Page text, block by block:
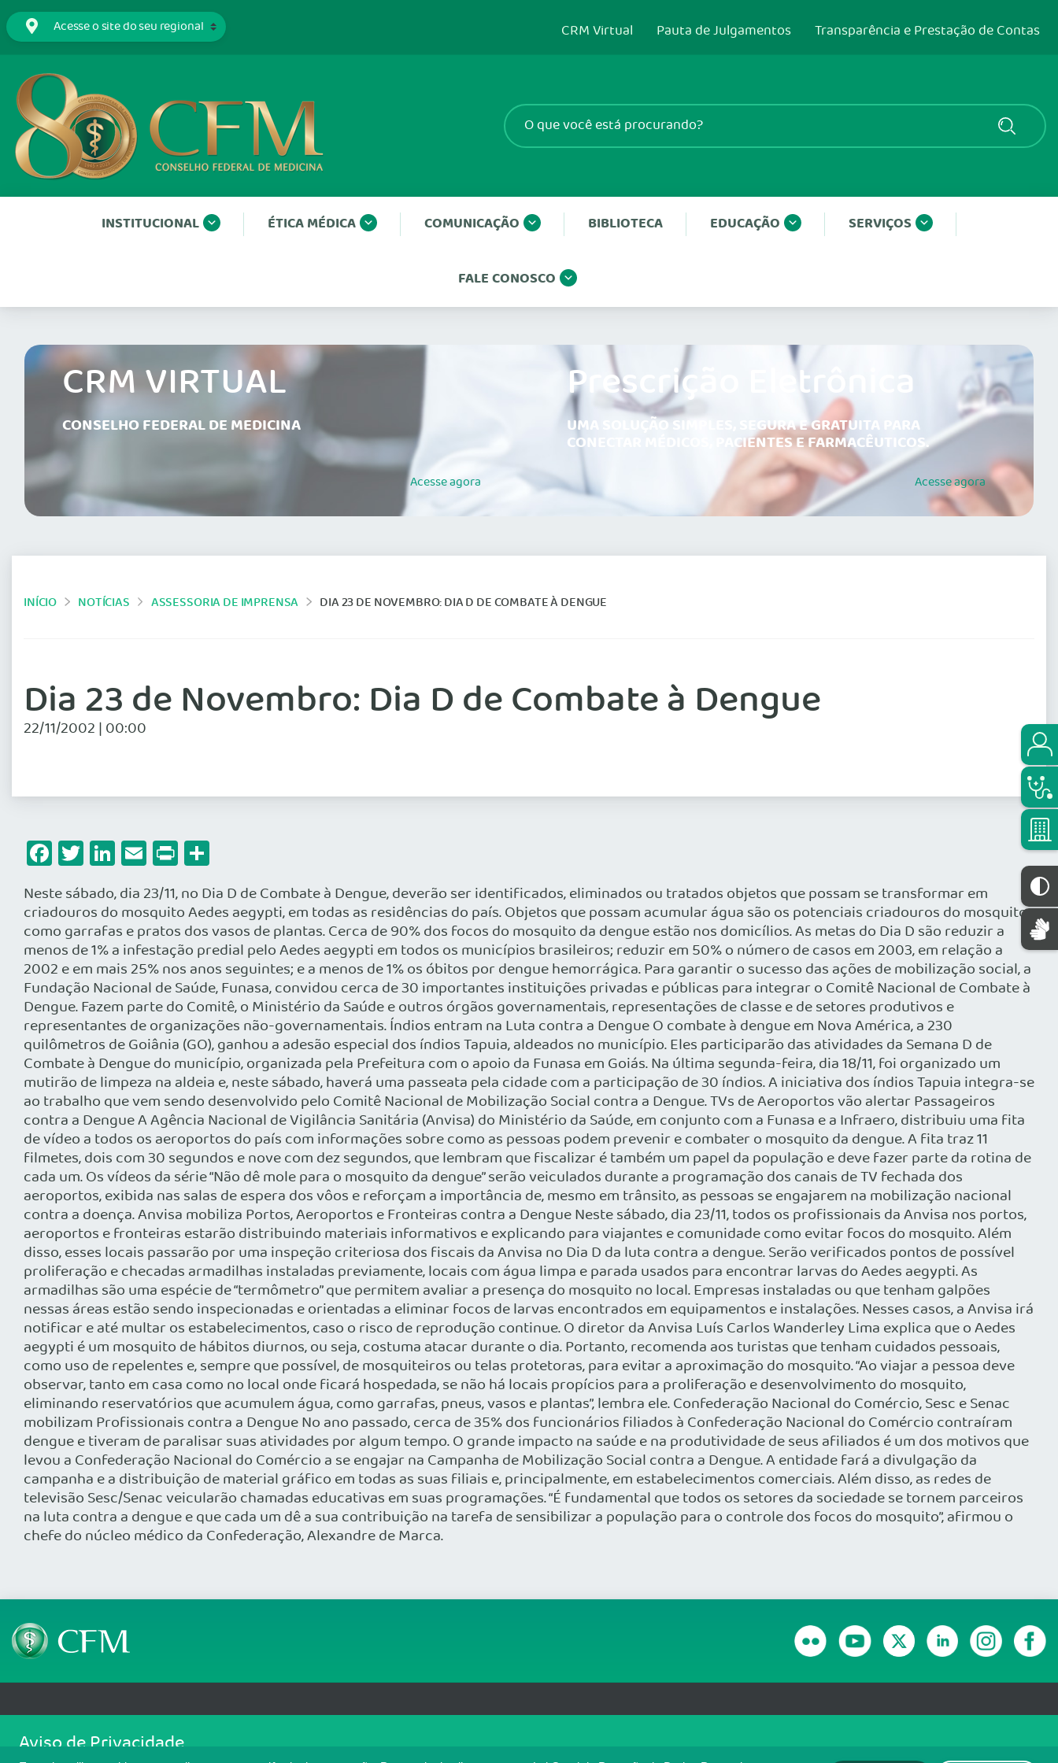
CRM Virtual Pauta de Julgamentos Transparência e Prestação de Contas
INSTITUCIONAL ÉTICA MÉDICA COMUNICAÇÃO BIBLIOTECA EDUCAÇÃO SERVIÇOS
FALE CONOSCO
CRM VIRTUAL
CONSELHO FEDERAL DE MEDICINA
Acesseagora
Prescrição Eletrônica
UMA SOLUÇÃO SIMPLES, SEGURA E GRATUITA PARA
CONECTAR MÉDICOS, PACIENTES E FARMACÊUTICOS.
Acesseagora
INÍCIO NOTÍCIAS ASSESSORIA DE IMPRENSA DIA 23 DE NOVEMBRO: DIA D DE COMBATE À DENGUE
Dia 23 de Novembro: Dia D de Combate à Dengue
22/11/2002 | 00:00
Facebook
Twitter
LinkedIn
Email
Print
Neste sábado, dia 23/11, no Dia D de Combate à Dengue, deverão ser identificados, eliminados ou tratados objetos que possam se transformar em
criadouros do mosquito Aedes aegypti, em todas as residências do país. Objetos que possam acumular água são os potenciais criadouros do mosquito,
como garrafas e pratos dos vasos de plantas. Cerca de 90% dos focos do mosquito da dengue estão nos domicílios. As metas do Dia D são reduzir a
menos de 1% a infestação predial pelo Aedes aegypti em todos os municípios brasileiros; reduzir em 50% o número de casos em 2003, em relação a
2002 e em mais 25% nos anos seguintes; e a menos de 1% os óbitos por dengue hemorrágica. Para garantir o sucesso das ações de mobilização social, a
Fundação Nacional de Saúde, Funasa, convidou cerca de 30 importantes instituições privadas e públicas para integrar o Comitê Nacional de Combate à
Dengue. Fazem parte do Comitê, o Ministério da Saúde e outros órgãos governamentais, representações de classe e de setores produtivos e
representantes de organizações não-governamentais. Índios entram na Luta contra a Dengue O combate à dengue em Nova América, a 230
quilômetros de Goiânia (GO), ganhou a adesão especial dos índios Tapuia, aldeados no município. Eles participarão das atividades da Semana D de
Combate à Dengue do município, organizada pela Prefeitura com o apoio da Funasa em Goiás. Na última segunda-feira, dia 18/11, foi organizado um
mutirão de limpeza na aldeia e, neste sábado, haverá uma passeata pela cidade com a participação de 30 índios. A iniciativa dos índios Tapuia integra-se
ao trabalho que vem sendo desenvolvido pelo Comitê Nacional de Mobilização Social contra a Dengue. TVs de Aeroportos vão alertar Passageiros
contra a Dengue A Agência Nacional de Vigilância Sanitária (Anvisa) do Ministério da Saúde, em conjunto com a Funasa e a Infraero, distribuiu uma fita
de vídeo a todos os aeroportos do país com informações sobre como as pessoas podem prevenir e combater o mosquito da dengue. A fita traz 11
filmetes, dois com 30 segundos e nove com dez segundos, que lembram que fiscalizar é também um papel da população e deve fazer parte da rotina de
cada um. Os vídeos da série “Não dê mole para o mosquito da dengue” serão veiculados durante a programação dos canais de TV fechada dos
aeroportos, exibida nas salas de espera dos vôos e reforçam a importância de, mesmo em trânsito, as pessoas se engajarem na mobilização nacional
contra a doença. Anvisa mobiliza Portos, Aeroportos e Fronteiras contra a Dengue Neste sábado, dia 23/11, todos os profissionais da Anvisa nos portos,
aeroportos e fronteiras estarão distribuindo materiais informativos e explicando para viajantes e comunidade como evitar focos do mosquito. Além
disso, esses locais passarão por uma inspeção criteriosa dos fiscais da Anvisa no Dia D da luta contra a dengue. Serão verificados pontos de possível
proliferação e checadas armadilhas instaladas previamente, locais com água limpa e parada usados para encontrar larvas do Aedes aegypti. As
armadilhas são uma espécie de “termômetro” que permitem avaliar a presença do mosquito no local. Empresas instaladas ou que tenham galpões
nessas áreas estão sendo inspecionadas e orientadas a eliminar focos de larvas encontrados em equipamentos e instalações. Nesses casos, a Anvisa irá
notificar e até multar os estabelecimentos, caso o risco de reprodução continue. O diretor da Anvisa Luís Carlos Wanderley Lima explica que o Aedes
aegypti é um mosquito de hábitos diurnos, ou seja, costuma atacar durante o dia. Portanto, recomenda aos turistas que tenham cuidados pessoais,
como uso de repelentes e, sempre que possível, de mosquiteiros ou telas protetoras, para evitar a aproximação do mosquito. “Ao viajar a pessoa deve
observar, tanto em casa como no local onde ficará hospedada, se não há locais propícios para a proliferação e desenvolvimento do mosquito,
eliminando reservatórios que acumulem água, como garrafas, pneus, vasos e plantas”, lembra ele. Confederação Nacional do Comércio, Sesc e Senac
mobilizam Profissionais contra a Dengue No ano passado, cerca de 35% dos funcionários filiados à Confederação Nacional do Comércio contraíram
dengue e tiveram de paralisar suas atividades por algum tempo. O grande impacto na saúde e na produtividade de seus afiliados é um dos motivos que
levou a Confederação Nacional do Comércio a se engajar na Campanha de Mobilização Social contra a Dengue. A entidade fará a divulgação da
campanha e a distribuição de material gráfico em todas as suas filiais e, principalmente, em estabelecimentos comerciais. Além disso, as redes de
televisão Sesc/Senac veicularão chamadas educativas em suas programações. “É fundamental que todos os setores da sociedade se tornem parceiros
na luta contra a dengue e que cada um dê a sua contribuição na tarefa de sensibilizar a população para o controle dos focos do mosquito”, afirmou o
chefe do núcleo médico da Confederação, Alexandre de Marca.
SGAS 616, Conjunto D, Lote 115, L2 Sul, Brasília/DF - CEP: 70200-760 - CNPJ: 33.583.550/0001-30
Aviso de Privacidade